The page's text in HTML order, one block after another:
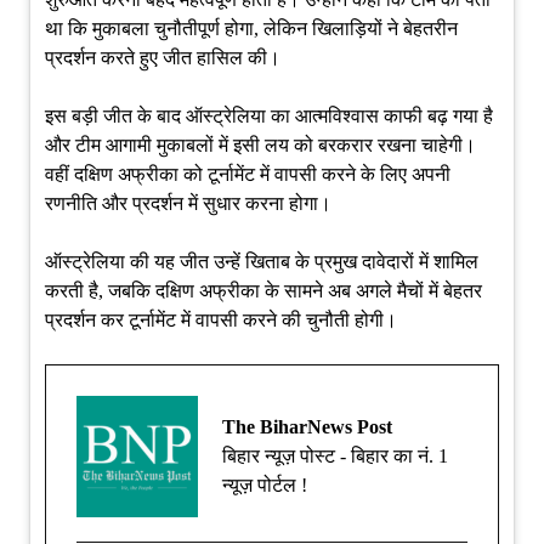
था कि मुकाबला चुनौतीपूर्ण होगा, लेकिन खिलाड़ियों ने बेहतरीन
प्रदर्शन करते हुए जीत हासिल की।
इस बड़ी जीत के बाद ऑस्ट्रेलिया का आत्मविश्वास काफी बढ़ गया है
और टीम आगामी मुकाबलों में इसी लय को बरकरार रखना चाहेगी।
वहीं दक्षिण अफ्रीका को टूर्नामेंट में वापसी करने के लिए अपनी
रणनीति और प्रदर्शन में सुधार करना होगा।
ऑस्ट्रेलिया की यह जीत उन्हें खिताब के प्रमुख दावेदारों में शामिल
करती है, जबकि दक्षिण अफ्रीका के सामने अब अगले मैचों में बेहतर
प्रदर्शन कर टूर्नामेंट में वापसी करने की चुनौती होगी।
The BiharNews Post
बिहार न्यूज़ पोस्ट - बिहार का नं. 1
न्यूज़ पोर्टल !